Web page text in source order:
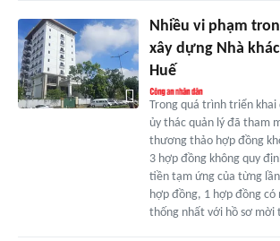
Nhiều vi phạm
xây dựng Nhà
Huế
Trong quá trình triển
ủy thác quản lý đã tham
thương thảo hợp đồng
3 hợp đồng không quy
tiền tạm ứng của từng
hợp đồng, 1 hợp đồng có
thống nhất với hồ sơ mời